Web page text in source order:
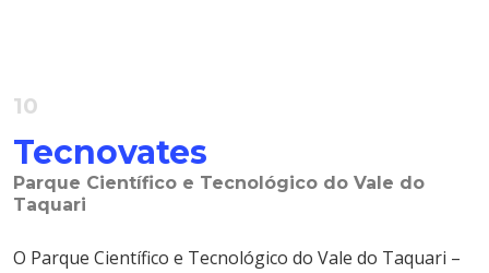
10
Tecnovates
Parque Científico e Tecnológico do Vale do
Taquari
O Parque Científico e Tecnológico do Vale do Taquari –